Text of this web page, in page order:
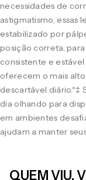
necessidades de
astigmatismo, essas
estabilizado por
posição correta,
consistente e
oferecem o mais
descartável diário.*‡
dia olhando para
em ambientes
ajudam a manter
QUEM VIU,